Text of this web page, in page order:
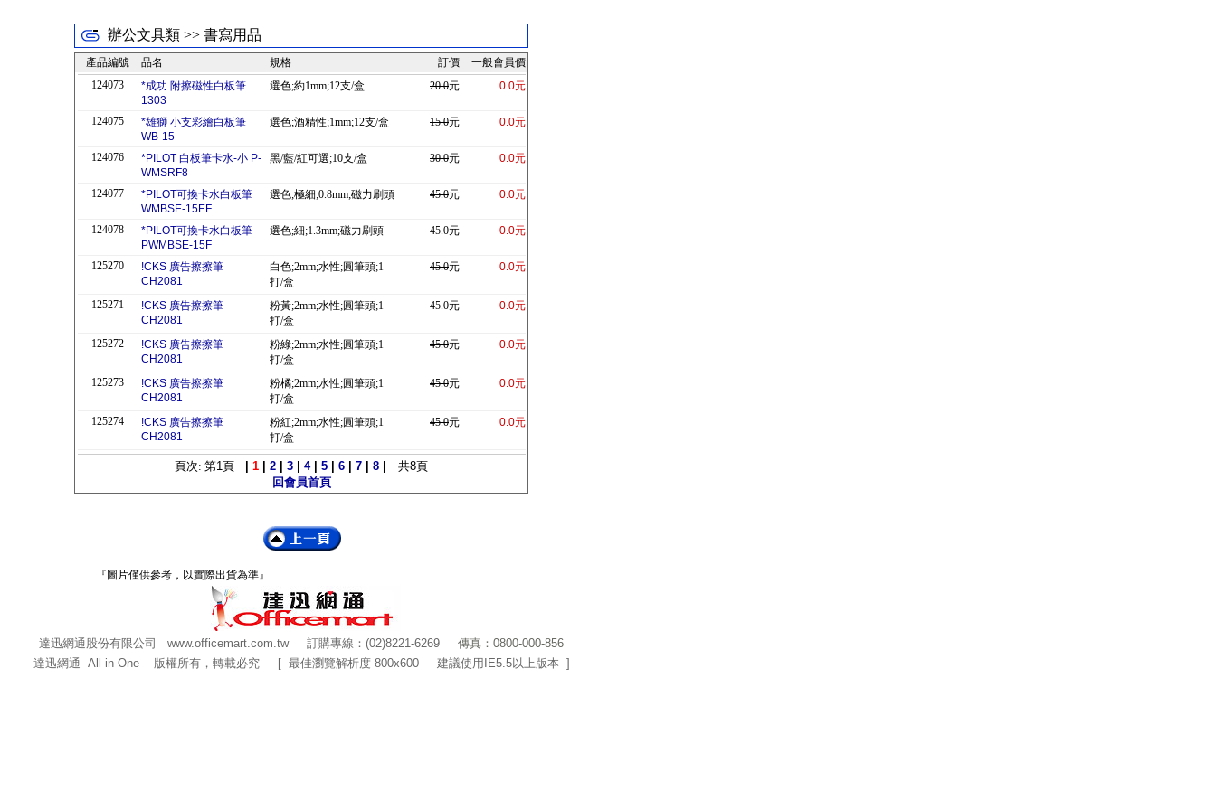
辦公文具類 >> 書寫用品
產品編號 品名 規格 訂價
一般會員價
124073
*成功 附擦磁性白板筆
1303
選色;約1mm;12支/盒 20.0元 0.0元
124075
*雄獅 小支彩繪白板筆
WB-15
選色;酒精性;1mm;12支/盒 15.0元 0.0元
124076
*PILOT 白板筆卡水-小 P-
WMSRF8
黑/藍/紅可選;10支/盒 30.0元 0.0元
124077
*PILOT可換卡水白板筆
WMBSE-15EF
選色;極細;0.8mm;磁力刷頭 45.0元 0.0元
124078
*PILOT可換卡水白板筆
PWMBSE-15F
選色;細;1.3mm;磁力刷頭 45.0元 0.0元
125270
!CKS 廣告擦擦筆
CH2081
白色;2mm;水性;圓筆頭;1
打/盒
45.0元 0.0元
125271
!CKS 廣告擦擦筆
CH2081
粉黃;2mm;水性;圓筆頭;1
打/盒
45.0元 0.0元
125272
!CKS 廣告擦擦筆
CH2081
粉綠;2mm;水性;圓筆頭;1
打/盒
45.0元 0.0元
125273
!CKS 廣告擦擦筆
CH2081
粉橘;2mm;水性;圓筆頭;1
打/盒
45.0元 0.0元
125274
!CKS 廣告擦擦筆
CH2081
粉紅;2mm;水性;圓筆頭;1
打/盒
45.0元 0.0元
頁次: 第1頁 1 2 3 4| 5 6 7 8 共8頁
回會員首頁
『圖片僅供參考，以實際出貨為準』
達迅網通股份有限公司 www.officemart.com.tw訂購專線：(02)8221-6269
傳真：0800-000-856
達迅網通 All in One 版權所有，轉載必究 [ 最佳瀏覽解析度 800x600 建議使用IE5.5以上版本 ]